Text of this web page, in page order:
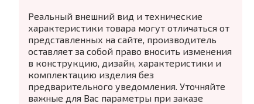
Реальный внешний вид и технические
характеристики товара могут отличаться от
представленных на сайте, производитель
оставляет за собой право вносить изменения
в конструкцию, дизайн, характеристики и
комплектацию изделия без
предварительного уведомления. Уточняйте
важные для Вас параметры при заказе